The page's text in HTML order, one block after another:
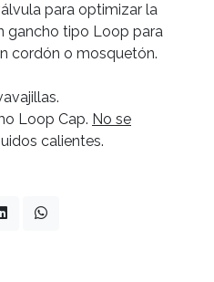
para optimizar la
gancho tipo Loop para
cordón o mosquetón.
Loop Cap. No se
calientes.